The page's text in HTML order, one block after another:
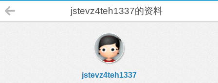
jstevz4teh1337的资料
jstevz4teh1337